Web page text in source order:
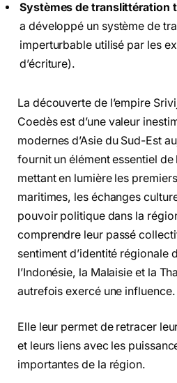
Systèmes de translittération
a développé un système de
imperturbable utilisé par les
d’écriture).
La découverte de l’empire
Coedès est d’une valeur
modernes d’Asie du Sud-Est
fournit un élément essentiel
mettant en lumière les
maritimes, les échanges
pouvoir politique dans la
comprendre leur passé
sentiment d’identité régionale
l’Indonésie, la Malaisie et la
autrefois exercé une influence.
Elle leur permet de retracer
et leurs liens avec les
importantes de la région.